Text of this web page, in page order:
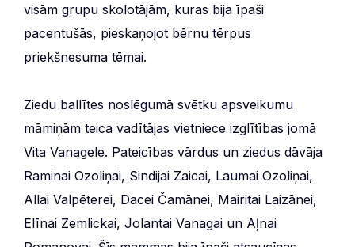
visām grupu skolotājām, kuras bija īpaši
pacentušās, pieskaņojot bērnu tērpus
priekšnesuma tēmai.
Ziedu ballītes noslēgumā svētku apsveikumu
māmiņām teica vadītājas vietniece izglītības jomā
Vita Vanagele. Pateicības vārdus un ziedus dāvāja
Raminai Ozoliņai, Sindijai Zaicai, Laumai Ozoliņai,
Allai Valpēterei, Dacei Čamānei, Mairitai Laizānei,
Elīnai Zemlickai, Jolantai Vanagai un Aļnai